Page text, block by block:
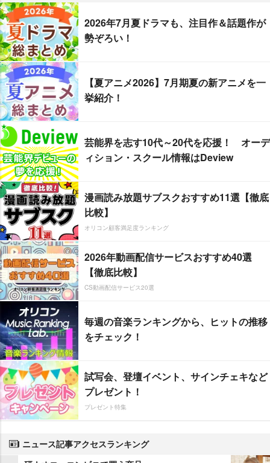
2026年7月夏ドラマも、注目作＆話題作が
勢ぞろい！
【夏アニメ2026】7月期夏の新アニメを一
挙紹介！
芸能界を志す10代～20代を応援！ オーデ
ィション・スクール情報はDeview
漫画読み放題サブスクおすすめ11選【徹底
比較】
オリコン顧客満足度ランキング
2026年動画配信サービスおすすめ40選
【徹底比較】
CS動画配信サービス20選
毎週の音楽ランキングから、ヒットの推移
をチェック！
試写会、登壇イベント、サインチェキなど
プレゼント！
プレゼント特集
ニュース記事アクセスランキング